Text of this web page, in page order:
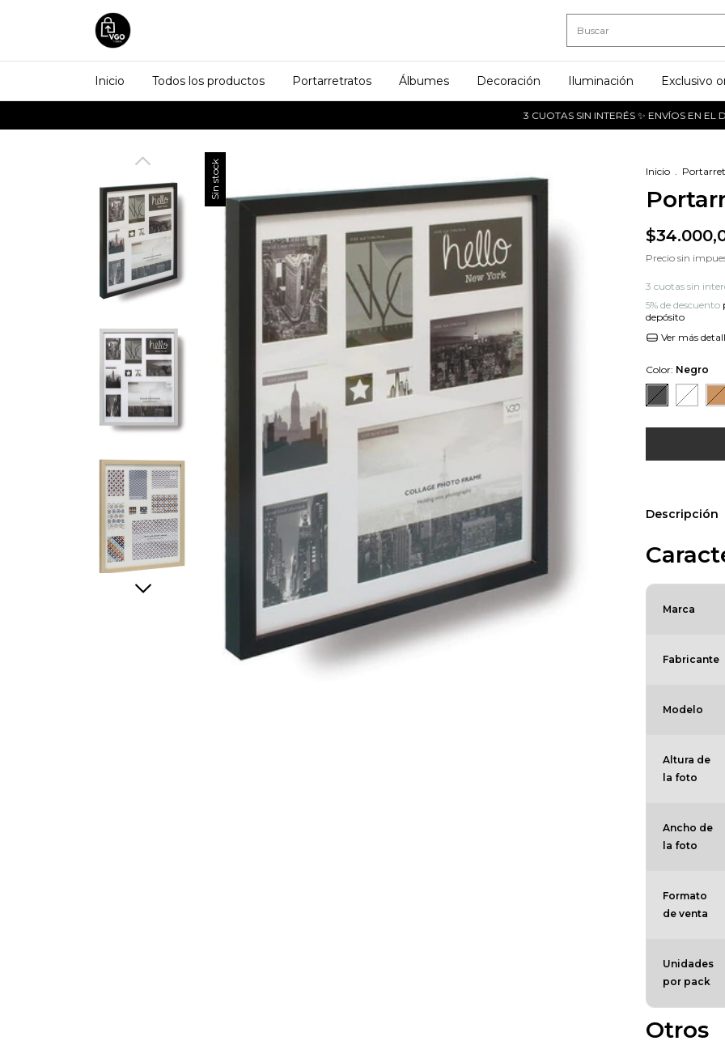
Inicio Todos los productos Portarretratos Álbumes Decoración Iluminación Exclusivo
3 CUOTAS SIN INTERÉS ✨ ENVÍOS EN EL DÍA A CABA
Sin stock Inicio .
Precio sin
3 cuotas sin
5% de descuento
depósito
Ver más
Color: Negro
Descripción
Marca
Fabricante
Modelo
Altura de
la foto
Ancho de
la foto
Formato
de venta
Unidades
por pack
Otros